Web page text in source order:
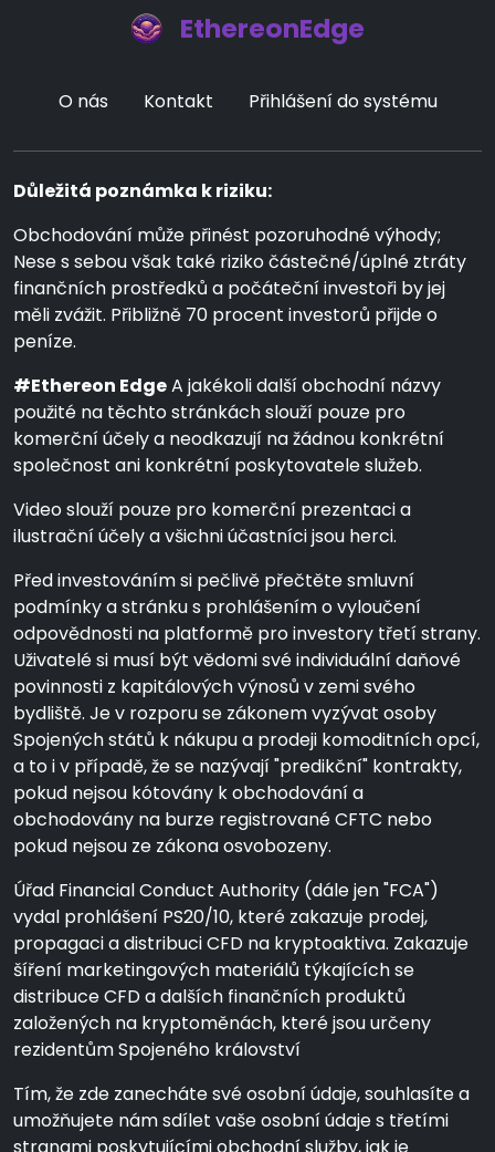
EthereonEdge
O nás Kontakt Přihlášení do systému
Důležitá poznámka k riziku:
Obchodování může přinést pozoruhodné výhody;
Nese s sebou však také riziko částečné/úplné ztráty
finančních prostředků a počáteční investoři by jej
měli zvážit. Přibližně 70 procent investorů přijde o
peníze.
#Ethereon EdgeA jakékoli další obchodní názvy
použité na těchto stránkách slouží pouze pro
komerční účely a neodkazují na žádnou konkrétní
společnost ani konkrétní poskytovatele služeb.
Video slouží pouze pro komerční prezentaci a
ilustrační účely a všichni účastníci jsou herci.
Před investováním si pečlivě přečtěte smluvní
podmínky a stránku s prohlášením o vyloučení
odpovědnosti na platformě pro investory třetí strany.
Uživatelé si musí být vědomi své individuální daňové
povinnosti z kapitálových výnosů v zemi svého
bydliště. Je v rozporu se zákonem vyzývat osoby
Spojených států k nákupu a prodeji komoditních opcí,
a to i v případě, že se nazývají "predikční" kontrakty,
pokud nejsou kótovány k obchodování a
obchodovány na burze registrované CFTC nebo
pokud nejsou ze zákona osvobozeny.
Úřad Financial Conduct Authority (dále jen "FCA")
vydal prohlášení PS20/10, které zakazuje prodej,
propagaci a distribuci CFD na kryptoaktiva. Zakazuje
šíření marketingových materiálů týkajících se
distribuce CFD a dalších finančních produktů
založených na kryptoměnách, které jsou určeny
rezidentům Spojeného království
Tím, že zde zanecháte své osobní údaje, souhlasíte a
umožňujete nám sdílet vaše osobní údaje s třetími
stranami poskytujícími obchodní služby, jak je